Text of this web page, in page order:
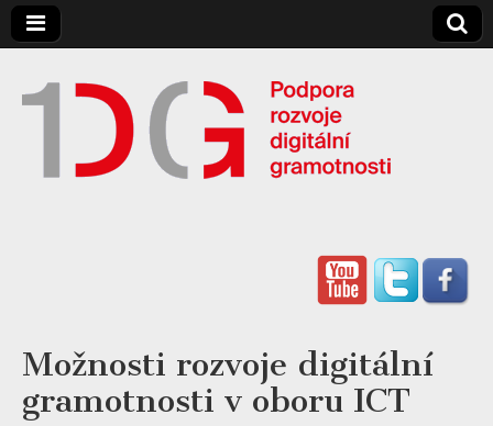
Gramotnost
Možnosti rozvoje digitální
gramotnosti v oboru ICT